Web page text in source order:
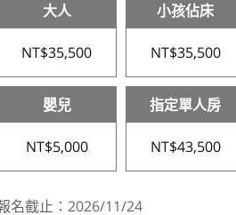
大人
NT$35,500
小孩佔床
NT$35,500
嬰兒
NT$5,000
指定單人房
NT$43,500
名截止：2026/11/24